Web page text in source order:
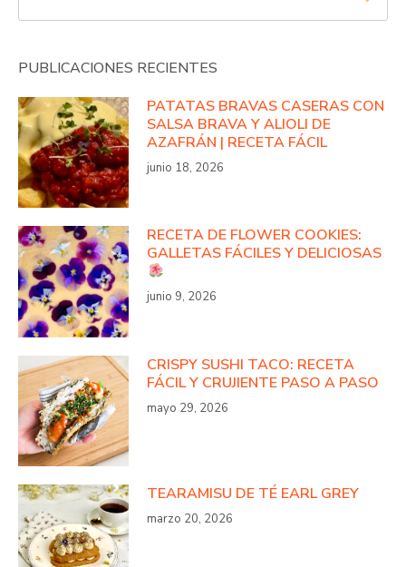
PUBLICACIONES RECIENTES
PATATAS BRAVAS CASERAS CON
SALSA BRAVA Y ALIOLI DE
AZAFRÁN | RECETA FÁCIL
junio 18, 2026
RECETA DE FLOWER COOKIES:
GALLETAS FÁCILES Y DELICIOSAS
junio 9, 2026
CRISPY SUSHI TACO: RECETA
FÁCIL Y CRUJIENTE PASO A PASO
mayo 29, 2026
TEARAMISU DE TÉ EARL GREY
marzo 20, 2026